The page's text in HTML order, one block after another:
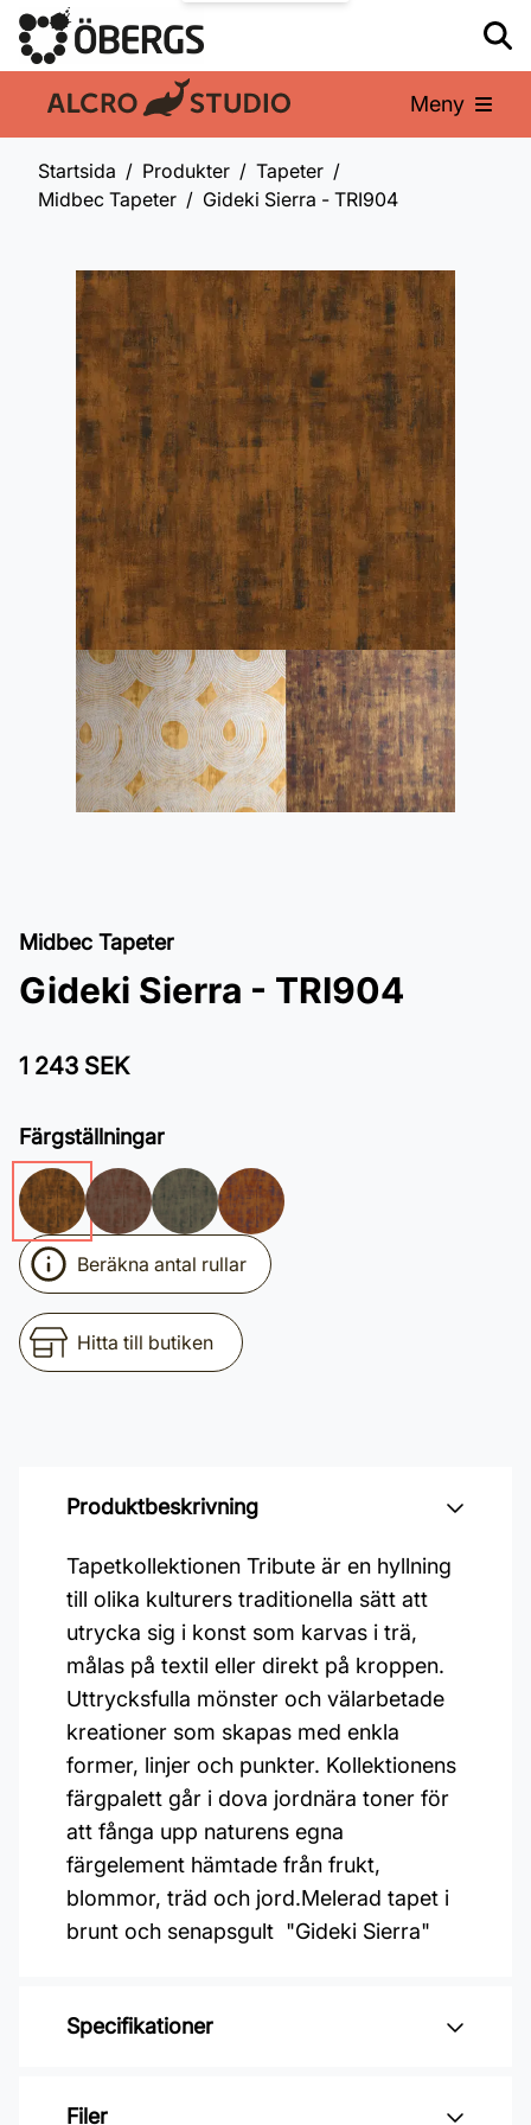
En del av: Meny
Startsida Produkter
Tapeter
Midbec Tapeter
Gideki Sierra - TRI904
Midbec Tapeter
Gideki Sierra - TRI904
1 243 SEK
Färgställningar
Beräkna antal rullar
Hitta till butiken
Produktbeskrivning
Tapetkollektionen Tribute är en hyllning
till olika kulturers traditionella sätt att
utrycka sig i konst som karvas i trä,
målas på textil eller direkt på kroppen.
Uttrycksfulla mönster och välarbetade
kreationer som skapas med enkla
former, linjer och punkter. Kollektionens
färgpalett går i dova jordnära toner för
att fånga upp naturens egna
färgelement hämtade från frukt,
blommor, träd och jord.Melerad tapet i
brunt och senapsgult "Gideki Sierra"
Specifikationer
Varumärke: Midbec Tapeter
Filer